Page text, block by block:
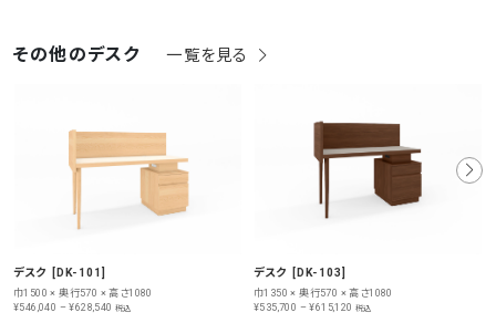
その他のデスク 一覧を見る
デスク [DK-101]
巾1500 × 奥行570 × 高さ1080
¥546,040 – ¥628,540 税込
デスク [DK-103]
巾1350 × 奥行570 × 高さ1080
¥535,700 – ¥615,120 税込